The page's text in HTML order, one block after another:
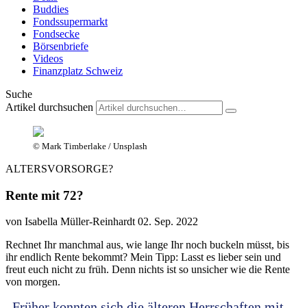
Buddies
Fondssupermarkt
Fondsecke
Börsenbriefe
Videos
Finanzplatz Schweiz
Suche
Artikel durchsuchen
© Mark Timberlake / Unsplash
ALTERSVORSORGE?
Rente mit 72?
von Isabella Müller-Reinhardt 02. Sep. 2022
Rechnet Ihr manchmal aus, wie lange Ihr noch buckeln müsst, bis
ihr endlich Rente bekommt? Mein Tipp: Lasst es lieber sein und
freut euch nicht zu früh. Denn nichts ist so unsicher wie die Rente
von morgen.